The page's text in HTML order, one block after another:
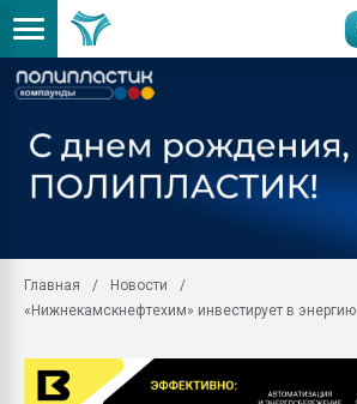
Главная
Новости
«Нижнекамскнефтехим» инвестирует в энергию